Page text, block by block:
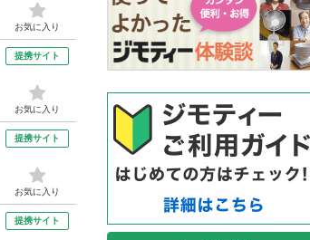
お気に入り
提携サイト
お気に入り
提携サイト
お気に入り
提携サイト